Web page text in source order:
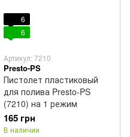
6
6
Артикул: 7210
Presto-PS
Пистолет пластиковый
для полива Presto-PS
(7210) на 1 режим
165 грн
В наличии